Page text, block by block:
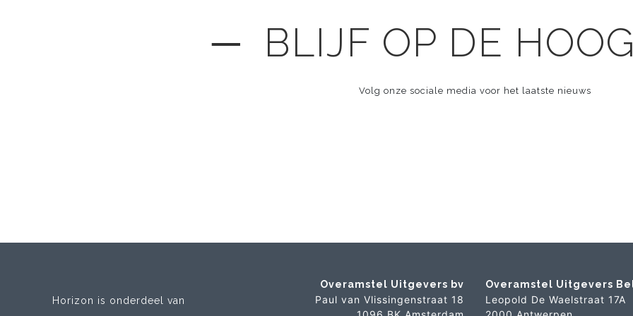
─ BLIJF OP DE
Volg onze sociale media voor het laatste nieuws
Horizon is onderdeel van
Overamstel Uitgevers bv
Paul van Vlissingenstraat 18
Overamstel Uitgevers
Leopold De Waelstraat 17A